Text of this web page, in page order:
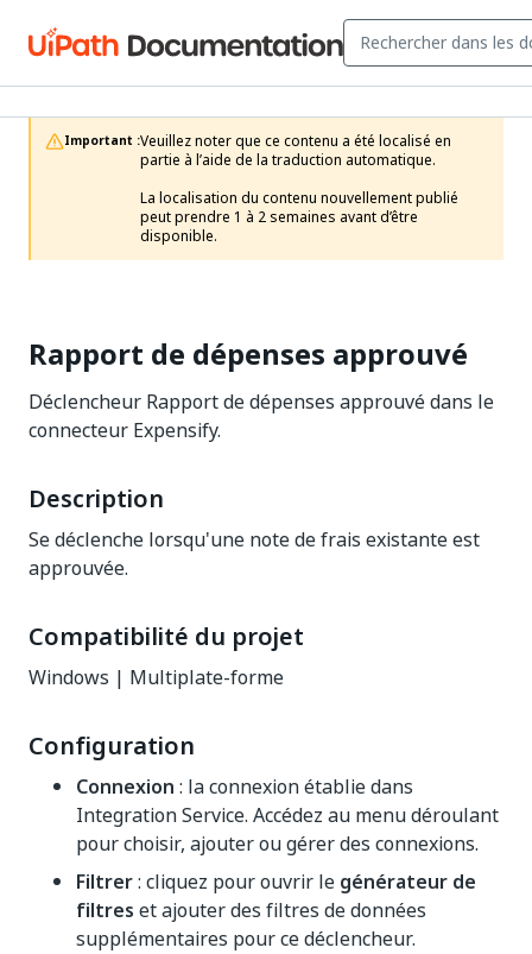
Important :Veuillez noter que ce contenu a été localisé en
partie à l’aide de la traduction automatique.
La localisation du contenu nouvellement publié
peut prendre 1 à 2 semaines avant d’être
disponible.
Rapport de dépenses approuvé
Déclencheur Rapport de dépenses approuvé dans le
connecteur Expensify.
Description
Se déclenche lorsqu'une note de frais existante est
approuvée.
Compatibilité du projet
Windows | Multiplate-forme
Configuration
Connexion : la connexion établie dans
Integration Service. Accédez au menu déroulant
pour choisir, ajouter ou gérer des connexions.
Filtrer: cliquez pour ouvrir le générateur de
filtres et ajouter des filtres de données
supplémentaires pour ce déclencheur.